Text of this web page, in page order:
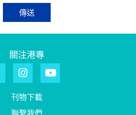
傳送
關注港專
刊物下載
聯繫我們